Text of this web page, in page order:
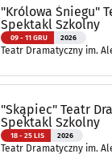
"Królowa Śniegu"
Spektakl Szkolny
09 - 11 GRU 2026
Teatr Dramatyczny im.
"Skąpiec" Teatr
Spektakl Szkolny
18 - 25 LIS 2026
Teatr Dramatyczny im.